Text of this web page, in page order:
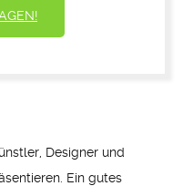
Designer und
Ein gutes